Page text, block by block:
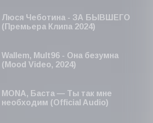
Люся Чеботина - ЗА БЫВШЕГО
(Премьера Клипа 2024)
Wallem, Mult96 - Она безумна
(Mood Video, 2024)
MONA, Баста — Ты так мне
необходим (Official Audio)